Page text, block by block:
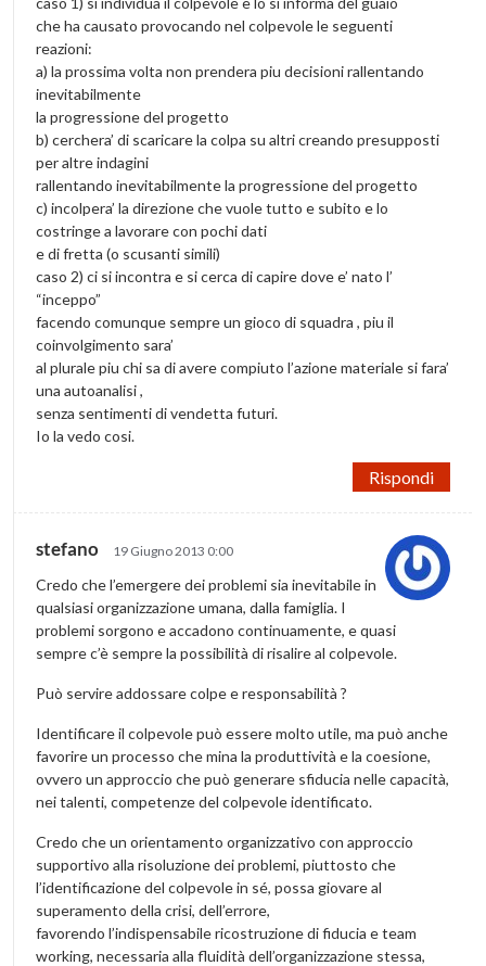
che ha causato provocando nel colpevole le seguenti
reazioni:
a) la prossima volta non prendera piu decisioni rallentando
inevitabilmente
la progressione del progetto
b) cerchera’ di scaricare la colpa su altri creando presupposti
per altre indagini
rallentando inevitabilmente la progressione del progetto
c) incolpera’ la direzione che vuole tutto e subito e lo
costringe a lavorare con pochi dati
e di fretta (o scusanti simili)
caso 2) ci si incontra e si cerca di capire dove e’ nato l’
“inceppo”
facendo comunque sempre un gioco di squadra , piu il
coinvolgimento sara’
al plurale piu chi sa di avere compiuto l’azione materiale si fara’
una autoanalisi ,
senza sentimenti di vendetta futuri.
Io la vedo cosi.
Rispondi
stefano 19 Giugno 2013 0:00
Credo che l’emergere dei problemi sia inevitabile in
qualsiasi organizzazione umana, dalla famiglia. I
problemi sorgono e accadono continuamente, e quasi
sempre c’è sempre la possibilità di risalire al colpevole.
Può servire addossare colpe e responsabilità ?
Identificare il colpevole può essere molto utile, ma può anche
favorire un processo che mina la produttività e la coesione,
ovvero un approccio che può generare sfiducia nelle capacità,
nei talenti, competenze del colpevole identificato.
Credo che un orientamento organizzativo con approccio
supportivo alla risoluzione dei problemi, piuttosto che
l’identificazione del colpevole in sé, possa giovare al
superamento della crisi, dell’errore,
favorendo l’indispensabile ricostruzione di fiducia e team
working, necessaria alla fluidità dell’organizzazione stessa,